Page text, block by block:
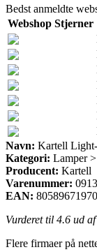
Bedst anmeldte
Webshop Stjerner
Navn: Kartell
Kategori: Lamper
Producent: Kartell
Varenummer:
EAN:
Vurderet til 4.6 ud
Flere firmaer på